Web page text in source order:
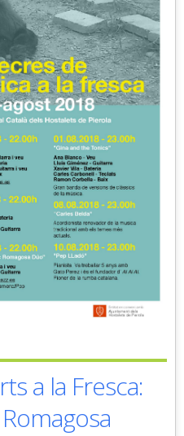
a la Fresca: